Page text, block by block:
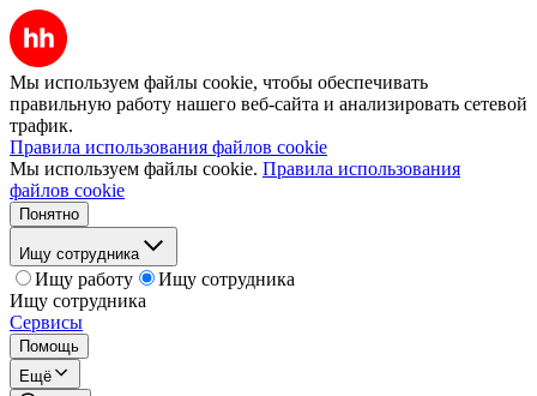
Мы используем файлы cookie, чтобы обеспечивать
правильную работу нашего веб-сайта и анализировать сетевой
трафик.
Правила использования файлов cookie
Мы используем файлы cookie. Правила использования
файлов cookie
Понятно
Ищу сотрудника
Ищу работу
Ищу сотрудника
Ищу сотрудника
Сервисы
Помощь
Ещё